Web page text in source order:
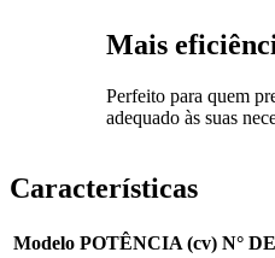
Mais
Perfeito para quem
adequado às suas
Características
Modelo POTÊNCIA (cv) N°